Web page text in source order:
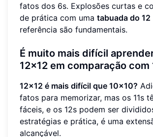
fatos dos 6s. Explosões curtas e
de prática com uma tabuada do 12
referência são fundamentais.
É muito mais difícil
12x12 em comparação com
12x12 é mais difícil que 10x10?
fatos para memorizar, mas os 11s
fáceis, e os 12s podem ser
estratégias e prática, é uma
alcançável.